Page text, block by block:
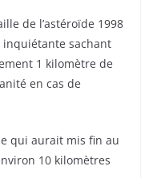
de l’astéroïde 1998
inquiétante sachant
1 kilomètre de
en cas de
qui aurait mis fin au
10 kilomètres